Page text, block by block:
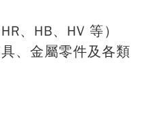
、HB、HV 等）
、金屬零件及各類